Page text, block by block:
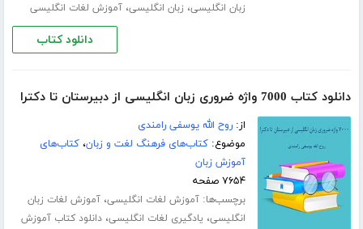
زبان انگلیسی، زبان انگلیسی،آموزش لغات انگلیسی
دانلود کتاب
دانلود کتاب 7000 واژه ضروری زبان انگلیسی از دبیرستان تا دکترا
از:روح الله یوسفی رامندی
موضوع:کتاب‌های فرهنگ لغت و زبان،کتاب‌های
آموزش زبان
۷۶۵۴ صفحه
برچسب‌ها:آموزش لغات انگلیسی،آموزش لغات زبان
انگلیسی، یادگیری لغات انگلیسی،دانلود کتاب آموزش